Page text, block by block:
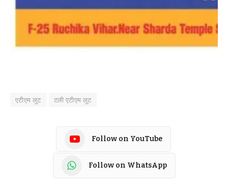
एटीएम लूट टली एटीएम लूट
Follow on YouTube
Follow on WhatsApp